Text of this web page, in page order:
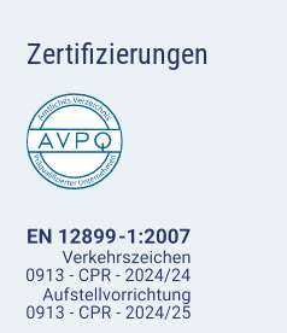
Zertifizierungen